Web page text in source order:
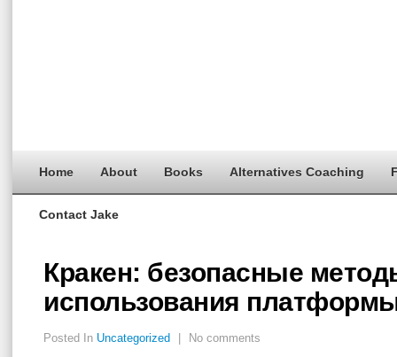
Home About Books Alternatives Coaching
Contact Jake
Кракен: безопасные
использования
Posted In Uncategorized No comments